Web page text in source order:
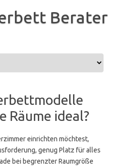
Berater
Räume ideal?
einrichten möchtest,
genug Platz für alles
bei begrenzter Raumgröße